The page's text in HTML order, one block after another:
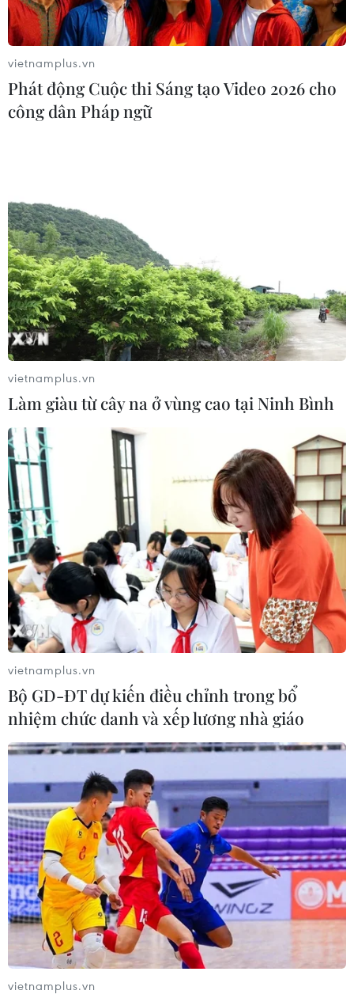
(Vietnam+)
vietnamplus.vn
Phát động Cuộc thi Sáng tạo Video 2026 cho
công dân Pháp ngữ
vietnamplus.vn
Làm giàu từ cây na ở vùng cao tại Ninh Bình
vietnamplus.vn
Bộ GD-ĐT dự kiến điều chỉnh trong bổ
nhiệm chức danh và xếp lương nhà giáo
vietnamplus.vn